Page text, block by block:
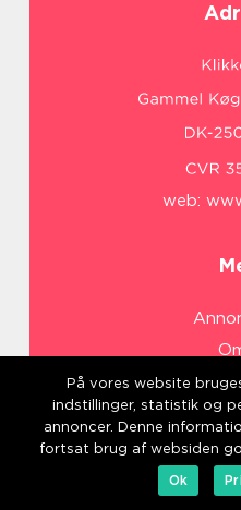
web:
På vores website
indstillinger, statistik og
annoncer. Denne
fortsat brug af websiden
Ok